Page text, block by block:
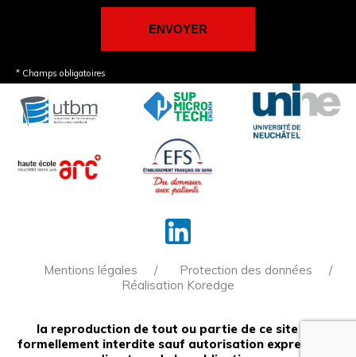
* Champs obligatoires
Mentions légales
Protection des données
Réalisation Koredge
la reproduction de tout ou partie de ce site est
formellement interdite sauf autorisation expresse du